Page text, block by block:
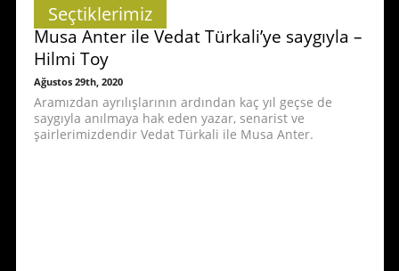
Seçtiklerimiz
Musa Anter ile Vedat Türkali’ye saygıyla –
Hilmi Toy
Ağustos 29th, 2020
Aramızdan ayrılışlarının ardından kaç yıl geçse de
saygıyla anılmaya hak eden yazar, senarist ve
şairlerimizdendir Vedat Türkali ile Musa Anter.